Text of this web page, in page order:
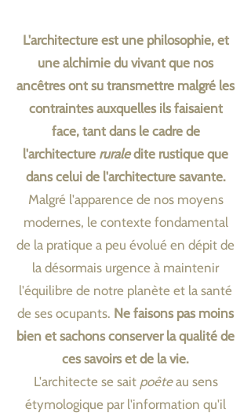
L'architecture est une philosophie, et
une alchimie du vivant que nos
ancêtres ont su transmettre malgré les
contraintes auxquelles ils faisaient
face, tant dans le cadre de
l'architecture ruraledite rustique que
dans celui de l'architecture savante.
Malgré l'apparence de nos moyens
modernes, le contexte fondamental
de la pratique a peu évolué en dépit de
la désormais urgence à maintenir
l'équilibre de notre planète et la santé
de ses ocupants. Ne faisons pas moins
bien et sachons conserver la qualité de
ces savoirs et de la vie.
L'architecte se sait poêteau sens
étymologique par l'information qu'il